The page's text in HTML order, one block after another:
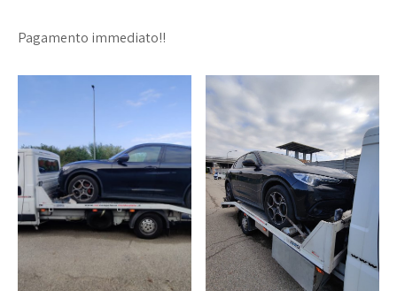
Pagamento immediato!!